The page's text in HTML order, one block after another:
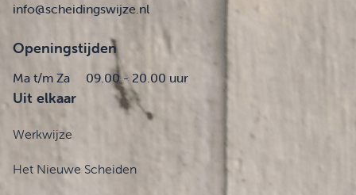
info@scheidingswijze.nl
Openingstijden
Ma t/m Za 09.00 - 20.00 uur
Uit elkaar
Werkwijze
Het Nieuwe Scheiden